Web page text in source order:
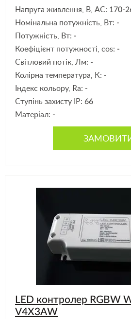
Напруга живлення, В, АС: 170-
Номінальна потужність, Вт: -
Потужність, Вт: -
Коефіцієнт потужності, cos: -
Світловий потік, Лм: -
Колірна температура, К: -
Індекс кольору, Ra: -
Ступінь захисту IP: 66
Матеріал: -
LED контролер RGBW
V4X3AW